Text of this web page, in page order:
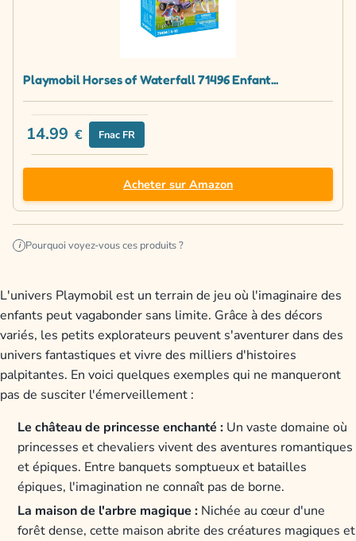
Playmobil Horses of Waterfall 71496 Enfant...
14.99 € Fnac FR
Acheter sur Amazon
i Pourquoi voyez-vous ces produits ?
L'univers Playmobil est un terrain de jeu où l'imaginaire des
enfants peut vagabonder sans limite. Grâce à des décors
variés, les petits explorateurs peuvent s'aventurer dans des
univers fantastiques et vivre des milliers d'histoires
palpitantes. En voici quelques exemples qui ne manqueront
pas de susciter l'émerveillement :
Le château de princesse enchanté : Un vaste domaine où
princesses et chevaliers vivent des aventures romantiques
et épiques. Entre banquets somptueux et batailles
épiques, l'imagination ne connaît pas de borne.
La maison de l'arbre magique : Nichée au cœur d'une
forêt dense, cette maison abrite des créatures magiques et